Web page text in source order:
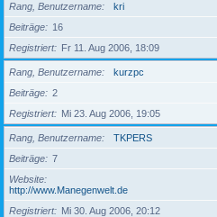
Rang, Benutzername
kri
Beiträge
16
Registriert
Fr 11. Aug 2006, 18:09
Rang, Benutzername
kurzpc
Beiträge
2
Registriert
Mi 23. Aug 2006, 19:05
Rang, Benutzername
TKPERS
Beiträge
7
Website
http://www.Manegenwelt.de
Registriert
Mi 30. Aug 2006, 20:12